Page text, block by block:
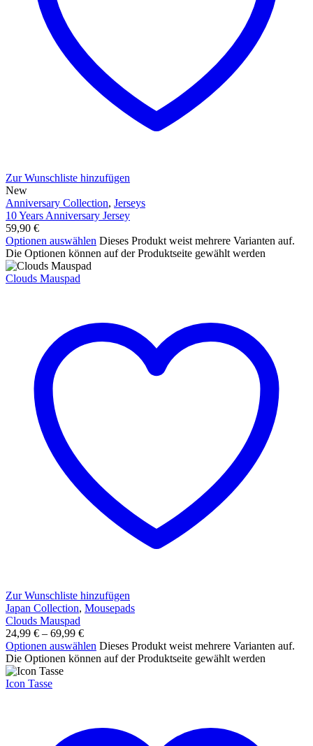
Zur Wunschliste hinzufügen
New
Anniversary Collection, Jerseys
10 Years Anniversary Jersey
59,90 €
Optionen auswählen Dieses Produkt weist mehrere Varianten auf.
Die Optionen können auf der Produktseite gewählt werden
Clouds Mauspad
Zur Wunschliste hinzufügen
Japan Collection, Mousepads
Clouds Mauspad
24,99 € – 69,99 €
Optionen auswählen Dieses Produkt weist mehrere Varianten auf.
Die Optionen können auf der Produktseite gewählt werden
Icon Tasse